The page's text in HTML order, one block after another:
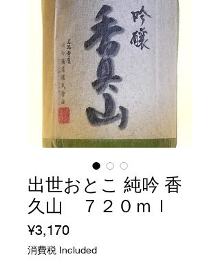
出世おとこ 純吟 香
久山 ７２０ｍｌ
¥3,170Price
消費税 Included